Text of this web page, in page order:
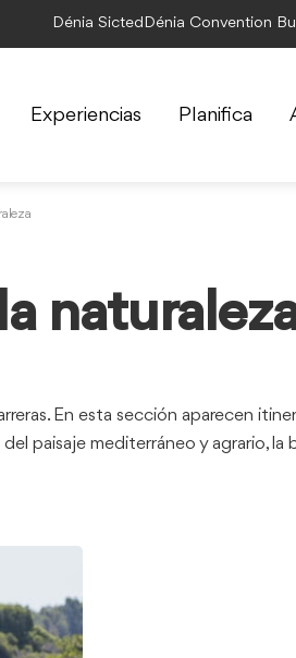
Dénia Sicted Dénia Convention
Experiencias Planifica
En esta sección aparecen
paisaje mediterráneo y agrario, la